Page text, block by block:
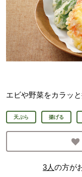
エビや野菜をカラッ
天ぷら 揚げる
3人の方が